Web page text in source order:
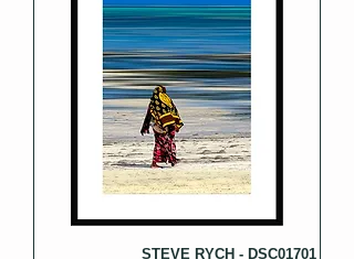
STEVE RYCH - DSC01701